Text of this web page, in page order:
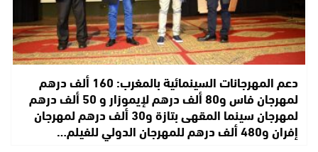
دعم المهرجانات السينمائية بالمغرب: 160 ألف درهم
لمهرجان فاس و80 ألف درهم لإيموزار و 50 ألف درهم
لمهرجان سينما المقهى بتازة و30 ألف درهم لمهرجان
إفران و480 ألف درهم للمهرجان الدولي للفيلم…